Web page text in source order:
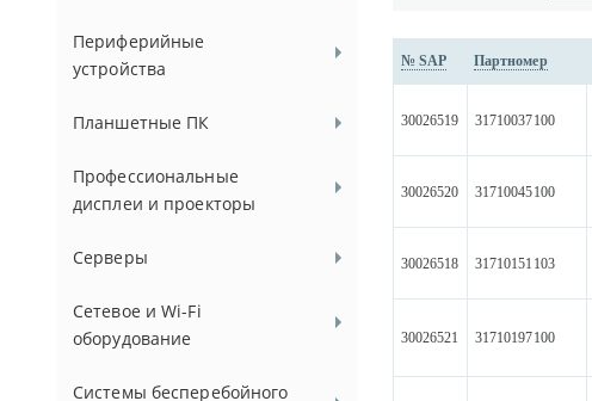
Периферийные
устройства
Планшетные ПК
Профессиональные
дисплеи и проекторы
Серверы
Сетевое и Wi-Fi
оборудование
Системы бесперебойного
№ SAP Партномер
30026519 31710037100
30026520 31710045100
30026518 31710151103
30026521 31710197100